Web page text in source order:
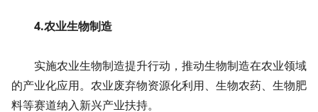
4.农业生物制造
实施农业生物制造提升行动，推动生物制造在农业领域
的产业化应用。农业废弃物资源化利用、生物农药、生物肥
料等赛道纳入新兴产业扶持。